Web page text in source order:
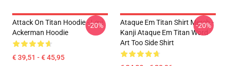
Attack On Titan Hoodie - Levi
Ackerman Hoodie
€ 39,51 - € 45,95
-20%
Ataque Em Titan Shirt Merch -
Kanji Ataque Em Titan Word
Art Too Side Shirt
-20%